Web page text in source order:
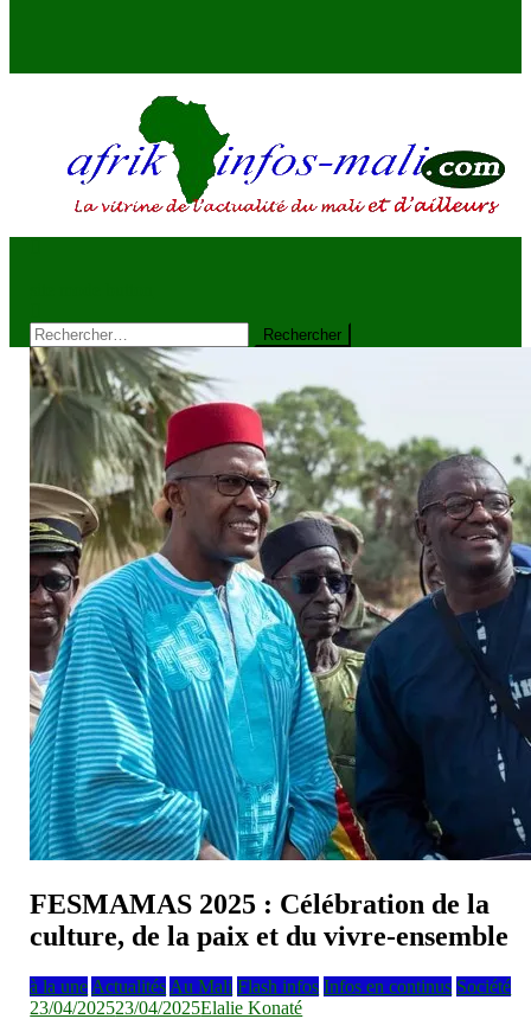
Rechercher :
FESMAMAS 2025 : Célébration de la
culture, de la paix et du vivre-ensemble
à la une Actualités Au Mali Flash infos Infos en continus Société
23/04/202523/04/2025Elalie Konaté